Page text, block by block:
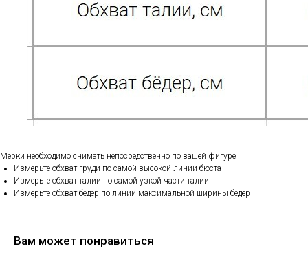
Мерки необходимо снимать непосредственно по вашей фигуре
Измерьте обхват груди по самой высокой линии бюста
Измерьте обхват талии по самой узкой части талии
Измерьте обхват бедер по линии максимальной ширины бедер
Вам может понравиться